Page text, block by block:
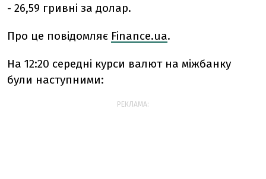
- 26,59 гривні за долар.
Про це повідомляє Finance.ua.
На 12:20 середні курси валют на міжбанку
були наступними:
РЕКЛАМА: